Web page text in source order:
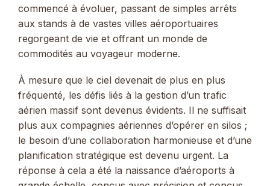
commencé à évoluer, passant de simples arrêts
aux stands à de vastes villes aéroportuaires
regorgeant de vie et offrant un monde de
commodités au voyageur moderne.
À mesure que le ciel devenait de plus en plus
fréquenté, les défis liés à la gestion d’un trafic
aérien massif sont devenus évidents. Il ne suffisait
plus aux compagnies aériennes d’opérer en silos ;
le besoin d’une collaboration harmonieuse et d’une
planification stratégique est devenu urgent. La
réponse à cela a été la naissance d’aéroports à